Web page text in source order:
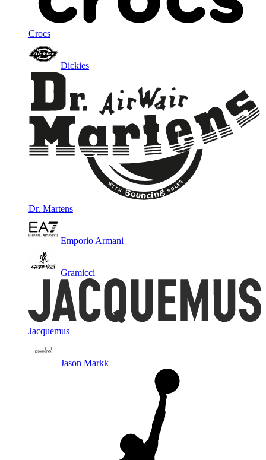
Crocs
Dickies
Dr. Martens
Emporio Armani
Gramicci
Jacquemus
Jason Markk